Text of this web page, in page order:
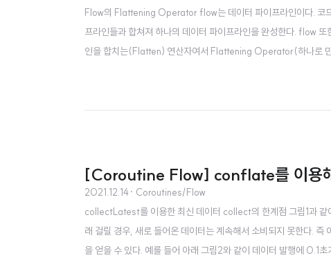
Flow의 Flattening Operator flow는 데이터 파이프라인이다. 코
프라인들과 합쳐져 하나의 데이터 파이프라인을 완성한다. flow
인을 합치는(Flatten) 연산자여서 Flattening Operator(하나로
[Coroutine Flow] conflate를 이용
2021.12.14· Coroutines/Flow
collectLatest를 이용한 최신 데이터 collect의 한계점 그림1과 같
래 걸릴 경우, 새로 들어온 데이터는 계속해서 소비되지 못한다.
을 얻을 수 있다. 예를 들어 아래 그림2와 같이 데이터 발행에 0.1